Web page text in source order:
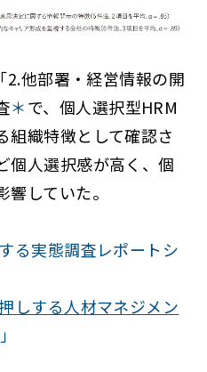
2.他部署・経営情報の開
＊で、個人選択型HRM
組織特徴として確認さ
個人選択感が高く、個
していた。
る実態調査レポートシ
しする人材マネジメン
」